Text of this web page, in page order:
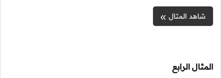
شاهد المثال
المثال الرابع